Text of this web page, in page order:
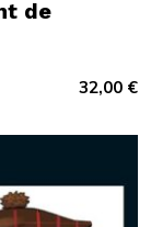
de
32,00 €